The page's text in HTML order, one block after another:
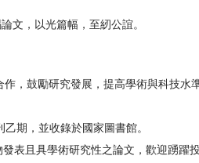
文，以光篇幅，至紉公誼。
，鼓勵研究發展，提高學術與科技
期，並收錄於國家圖書館。
表且具學術研究性之論文，歡迎踴躍投